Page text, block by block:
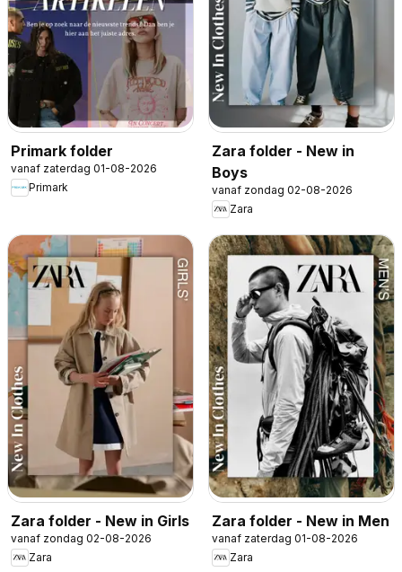
Primark folder
vanaf zaterdag 01-08-2026
Primark
Zara folder - New in
Boys
vanaf zondag 02-08-2026
Zara
Zara folder - New in Girls
vanaf zondag 02-08-2026
Zara
Zara folder - New in Men
vanaf zaterdag 01-08-2026
Zara